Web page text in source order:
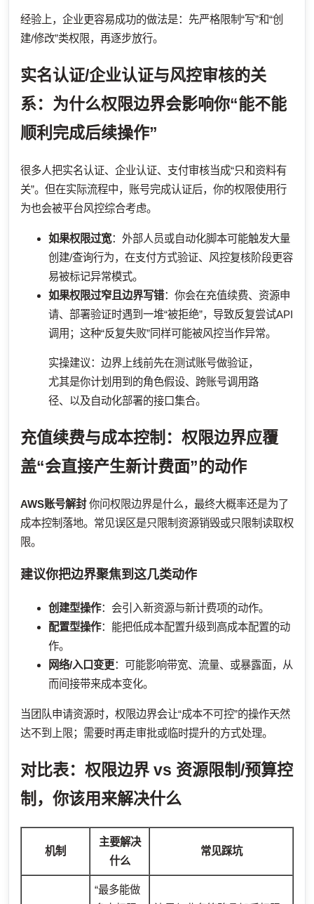
经验上，企业更容易成功的做法是：先严格限制“写”和“创
建/修改”类权限，再逐步放行。
实名认证/企业认证与风控审核的关
系：为什么权限边界会影响你“能不能
顺利完成后续操作”
很多人把实名认证、企业认证、支付审核当成“只和资料有
关”。但在实际流程中，账号完成认证后，你的权限使用行
为也会被平台风控综合考虑。
如果权限过宽：外部人员或自动化脚本可能触发大量
创建/查询行为，在支付方式验证、风控复核阶段更容
易被标记异常模式。
如果权限过窄且边界写错：你会在充值续费、资源申
请、部署验证时遇到一堆“被拒绝”，导致反复尝试API
调用；这种“反复失败”同样可能被风控当作异常。
实操建议：边界上线前先在测试账号做验证，
尤其是你计划用到的角色假设、跨账号调用路
径、以及自动化部署的接口集合。
充值续费与成本控制：权限边界应覆
盖“会直接产生新计费面”的动作
AWS账号解封你问权限边界是什么，最终大概率还是为了
成本控制落地。常见误区是只限制资源销毁或只限制读取权
限。
建议你把边界聚焦到这几类动作
创建型操作：会引入新资源与新计费项的动作。
配置型操作：能把低成本配置升级到高成本配置的动
作。
网络/入口变更：可能影响带宽、流量、或暴露面，从
而间接带来成本变化。
当团队申请资源时，权限边界会让“成本不可控”的操作天然
达不到上限；需要时再走审批或临时提升的方式处理。
对比表：权限边界 vs 资源限制/预算控
制，你该用来解决什么
机制
主要解决
什么
常见踩坑
“最多能做